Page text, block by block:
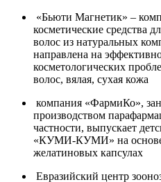
«Бьюти Магнетик» –
косметические средства
волос из натуральных
направлена на
косметологических
волос, вялая, сухая кожа
компания «ФармиКо»,
производством
частности, выпускает
«КУМИ-КУМИ» на основе
желатиновых капсулах
Евразийский центр